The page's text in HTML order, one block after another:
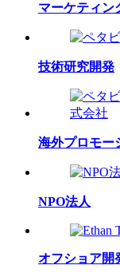
マーケティン
技術研究開発
海外プロモー
NPO法人
オフショア開